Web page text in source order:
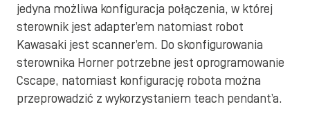
jedyna możliwa konfiguracja połączenia, w której
sterownik jest adapter’em natomiast robot
Kawasaki jest scanner’em. Do skonfigurowania
sterownika Horner potrzebne jest oprogramowanie
Cscape, natomiast konfigurację robota można
przeprowadzić z wykorzystaniem teach pendant’a.